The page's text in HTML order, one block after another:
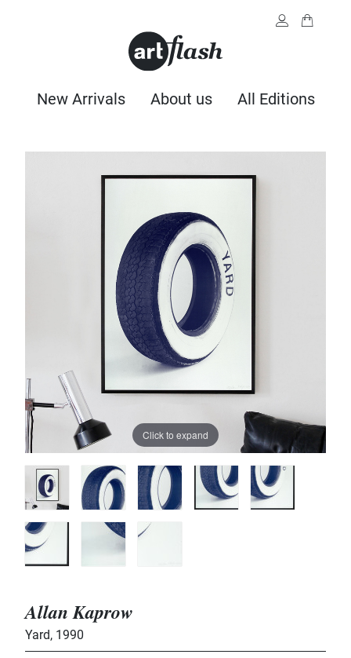
New Arrivals About us All Editions
Click to expand
Allan Kaprow
Yard, 1990